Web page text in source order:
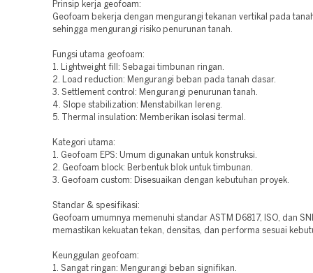
Prinsip kerja geofoam:
Geofoam bekerja dengan mengurangi tekanan vertikal pada
sehingga mengurangi risiko penurunan tanah.
Fungsi utama geofoam:
1. Lightweight fill: Sebagai timbunan ringan.
2. Load reduction: Mengurangi beban pada tanah dasar.
3. Settlement control: Mengurangi penurunan tanah.
4. Slope stabilization: Menstabilkan lereng.
5. Thermal insulation: Memberikan isolasi termal.
Kategori utama:
1. Geofoam EPS: Umum digunakan untuk konstruksi.
2. Geofoam block: Berbentuk blok untuk timbunan.
3. Geofoam custom: Disesuaikan dengan kebutuhan proyek.
Standar & spesifikasi:
Geofoam umumnya memenuhi standar ASTM D6817, ISO, dan
memastikan kekuatan tekan, densitas, dan performa sesuai
Keunggulan geofoam:
1. Sangat ringan: Mengurangi beban signifikan.